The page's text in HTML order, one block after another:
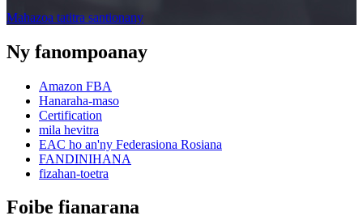
Mahazoa tatitra santionany
Ny fanompoanay
Amazon FBA
Hanaraha-maso
Certification
mila hevitra
EAC ho an'ny Federasiona Rosiana
FANDINIHANA
fizahan-toetra
Foibe fianarana